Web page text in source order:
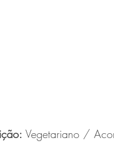
Vegetariano /